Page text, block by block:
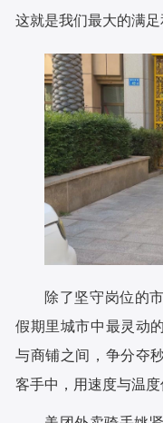
这就是我们最大的满
除了坚守岗位的
假期里城市中最灵动
与商铺之间，争分夺
客手中，用速度与温度